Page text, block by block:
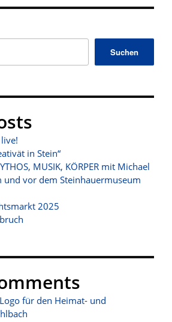
Suchen
in Stein“
MUSIK, KÖRPER mit Michael
und vor dem Steinhauermuseum
2025
für den Heimat- und